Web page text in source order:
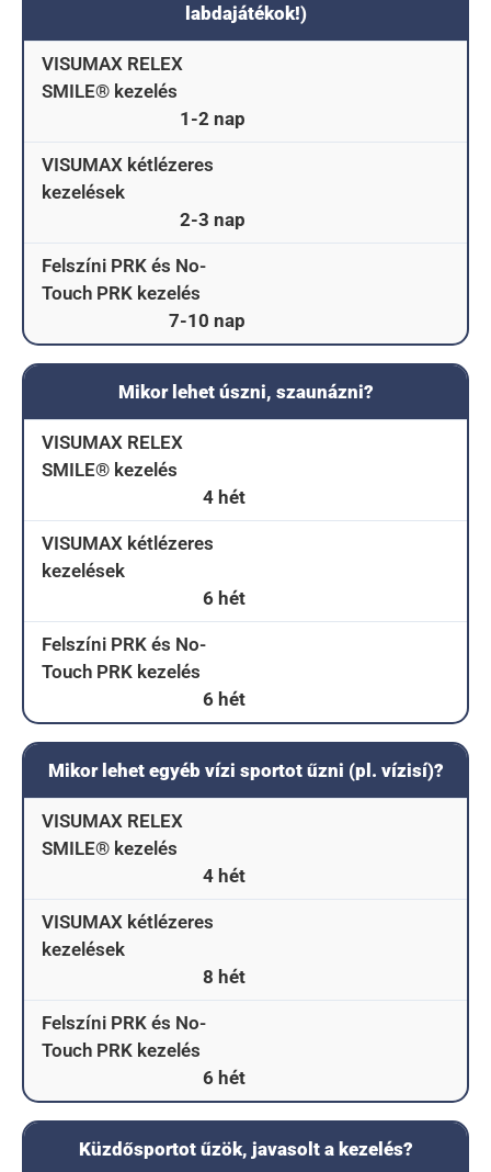
labdajátékok!)
VISUMAX RELEX
SMILE® kezelés
1-2 nap
VISUMAX kétlézeres
kezelések
2-3 nap
Felszíni PRK és No-
Touch PRK kezelés
7-10 nap
Mikor lehet úszni, szaunázni?
VISUMAX RELEX
SMILE® kezelés
4 hét
VISUMAX kétlézeres
kezelések
6 hét
Felszíni PRK és No-
Touch PRK kezelés
6 hét
Mikor lehet egyéb vízi sportot űzni (pl. vízisí)?
VISUMAX RELEX
SMILE® kezelés
4 hét
VISUMAX kétlézeres
kezelések
8 hét
Felszíni PRK és No-
Touch PRK kezelés
6 hét
Küzdősportot űzök, javasolt a kezelés?